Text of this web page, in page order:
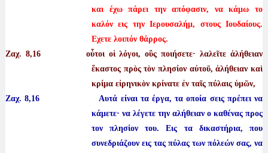
και έχω πάρει την απόφασιν, να κάμω το
καλόν εις την Ιερουσαλήμ, στους Ιουδαίους.
Εχετε λοιπόν θάρρος.
Ζαχ. 8,16 οὗτοι οἱ λόγοι, οὓς ποιήσετε· λαλεῖτε ἀλήθειαν
ἕκαστος πρὸς τὸν πλησίον αὐτοῦ, ἀλήθειαν καὶ
κρίμα εἰρηνικὸν κρίνατε ἐν ταῖς πύλαις ὑμῶν,
Ζαχ. 8,16 Αυτά είναι τα έργα, τα οποία σεις πρέπει να
κάμετε· να λέγετε την αλήθειαν ο καθένας προς
τον πλησίον του. Εις τα δικαστήρια, που
συνεδριάζουν εις τας πύλας των πόλεών σας, να